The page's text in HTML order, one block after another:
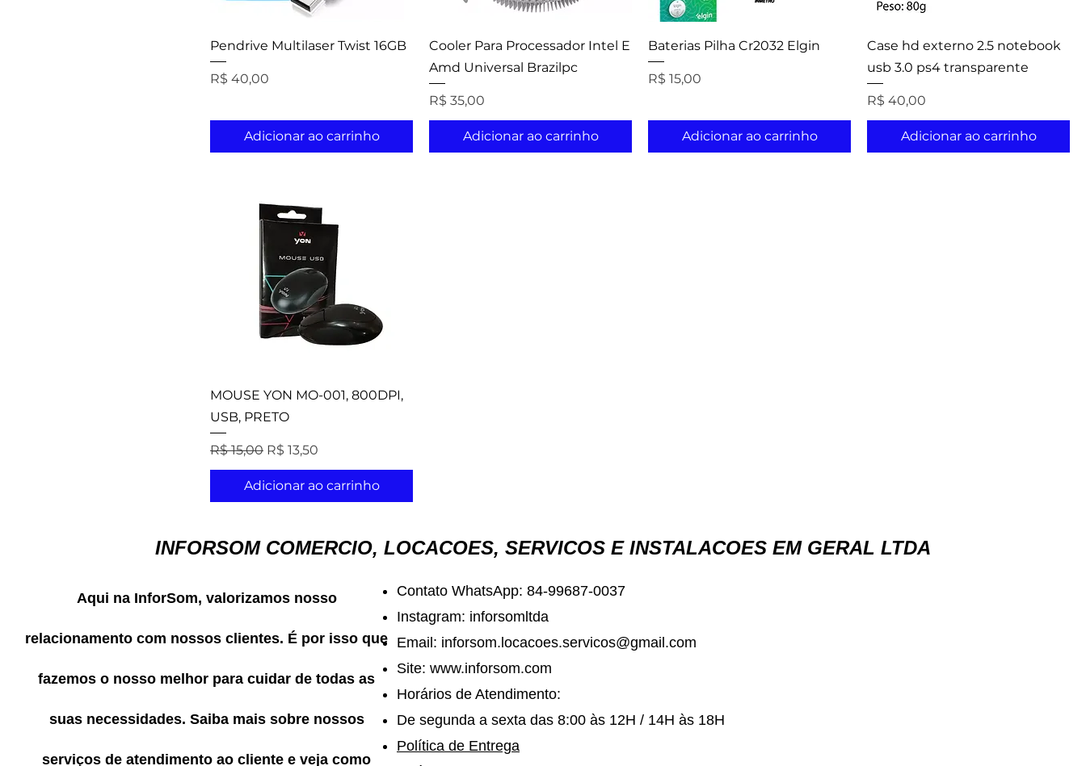
Pendrive Multilaser Twist 16GB
Preço
R$ 40,00
Adicionar ao carrinho
Cooler Para Processador Intel E
Amd Universal Brazilpc
Preço
R$ 35,00
Adicionar ao carrinho
Baterias Pilha Cr2032 Elgin
Preço
R$ 15,00
Adicionar ao carrinho
Case hd externo 2.5 notebook
usb 3.0 ps4 transparente
Preço
R$ 40,00
Adicionar ao carrinho
MOUSE YON MO-001, 800DPI,
USB, PRETO
Preço normal
R$ 15,00 Preço promocional
R$ 13,50
Adicionar ao carrinho
INFORSOM COMERCIO, LOCACOES, SERVICOS E INSTALACOES EM GERAL LTDA
Aqui na InforSom, valorizamos nosso
relacionamento com nossos clientes. É por isso que
fazemos o nosso melhor para cuidar de todas as
suas necessidades. Saiba mais sobre nossos
serviços de atendimento ao cliente e veja como
Contato WhatsApp: 84-99687-0037
Instagram: inforsomltda
Email: inforsom.locacoes.servicos@gmail.com
Site: www.inforsom.com
Horários de Atendimento:
De segunda a sexta das 8:00 às 12H / 14H às 18H
Política de Entrega